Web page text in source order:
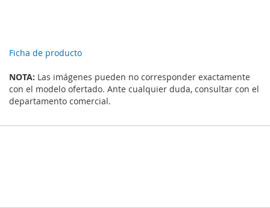
Ficha de producto
NOTA: Las imágenes pueden no corresponder exactamente
con el modelo ofertado. Ante cualquier duda, consultar con el
departamento comercial.